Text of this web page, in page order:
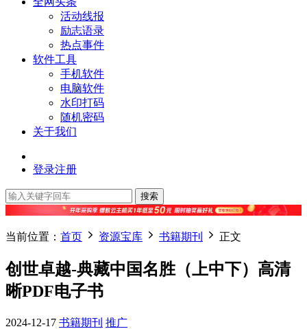
活动线报
励志语录
热点事件
软件工具
手机软件
电脑软件
水印打码
随机密码
关于我们
登录注册
搜索
当前位置： 首页 资源宝库 书籍期刊 正文
创世卓越-典藏中国名胜（上中下）高清
晰PDF电子书
2024-12-17 书籍期刊 推广